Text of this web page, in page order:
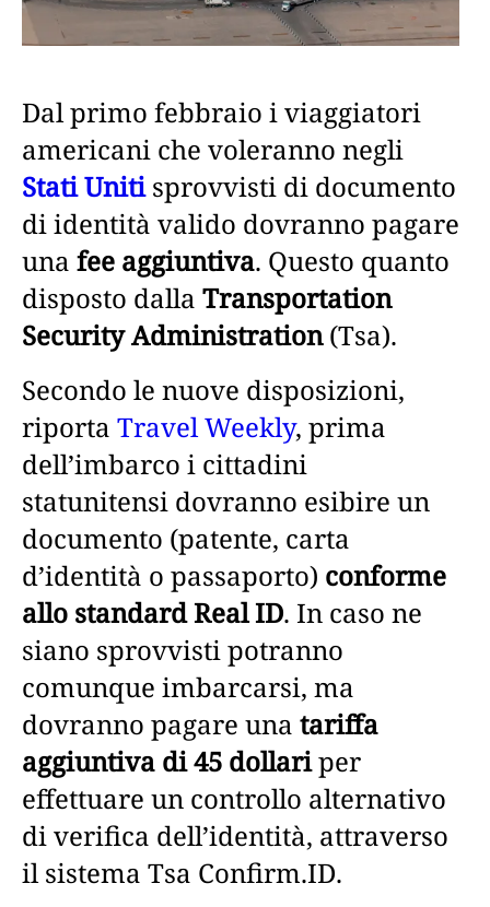
Dal primo febbraio i viaggiatori
americani che voleranno negli
Stati Uniti sprovvisti di documento
di identità valido dovranno pagare
una fee aggiuntiva. Questo quanto
disposto dalla Transportation
Security Administration(Tsa).
Secondo le nuove disposizioni,
riporta Travel Weekly, prima
dell’imbarco i cittadini
statunitensi dovranno esibire un
documento (patente, carta
d’identità o passaporto) conforme
allo standard Real ID. In caso ne
siano sprovvisti potranno
comunque imbarcarsi, ma
dovranno pagare una tariffa
aggiuntiva di 45 dollariper
effettuare un controllo alternativo
di verifica dell’identità, attraverso
il sistema Tsa Confirm.ID.